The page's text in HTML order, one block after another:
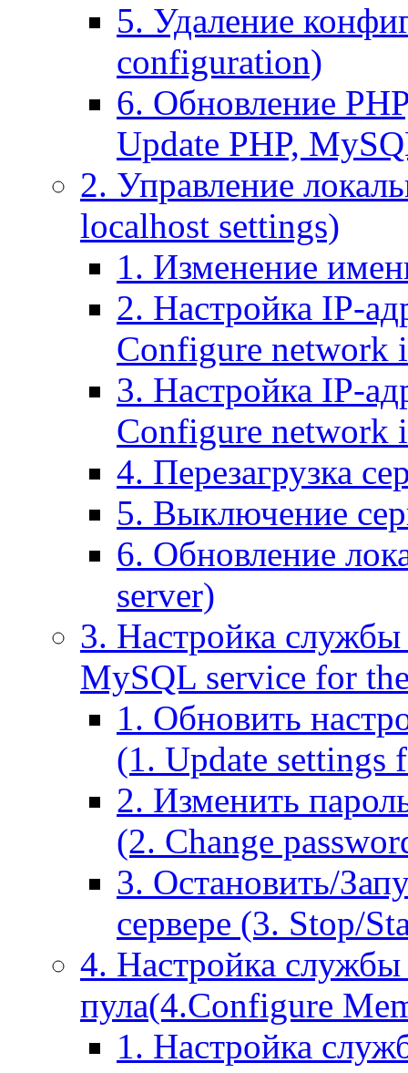
5. Удаление
configuration)
6. Обновление
Update PHP,
2. Управление
localhost settings)
1. Изменение
2. Настройка IP-
Configure network
3. Настройка IP-
Configure network
4. Перезагрузка
5. Выключение
6. Обновление
server)
3. Настройка
MySQL service for
1. Обновить
(1. Update settings
2. Изменить
(2. Change
3. Остановить/
сервере (3. Stop/
4. Настройка
пула(4.Configure
1. Настройка